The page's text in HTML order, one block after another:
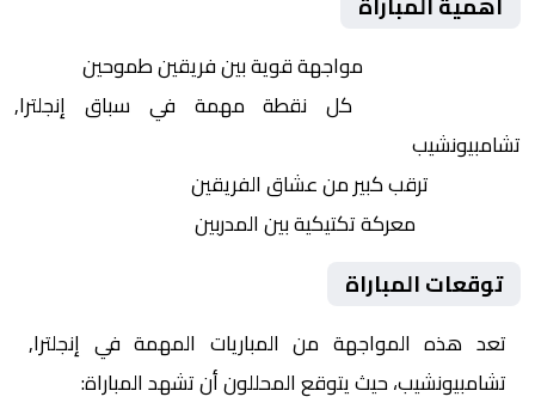
مواجهة قوية بين فريقين طموحين
كل نقطة مهمة في سباق إنجلترا,
تشامبيونشيب
ترقب كبير من عشاق الفريقين
معركة تكتيكية بين المدربين
توقعات المباراة
تعد هذه المواجهة من المباريات المهمة في إنجلترا,
تشامبيونشيب، حيث يتوقع المحللون أن تشهد المباراة: